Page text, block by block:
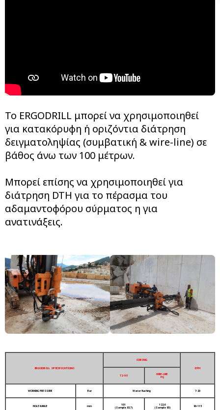
Το ERGODRILL μπορεί να χρησιμοποιηθεί
για κατακόρυφη ή οριζόντια διάτρηση
δειγματοληψίας (συμβατική & wire-line) σε
βάθος άνω των 100 μέτρων.
Μπορεί επίσης να χρησιμοποιηθεί για
διάτρηση DTH για το πέρασμα του
αδαμαντοφόρου σύρματος η για
ανατινάξεις.
ERGODRILL SPECIFICATIONS
CORING
DTH
T2-101
WIRE-LINE
PQ
WORKING PRESSURE Bar Water flushing 7-20
HOLE RANGE mm
101
(Sample 83,7)
122,6
(Sample 85)
90-115